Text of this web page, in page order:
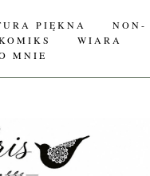
PIĘKNA
NON-
WIARA
MNIE